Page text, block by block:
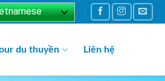
du thuyền Liên hệ